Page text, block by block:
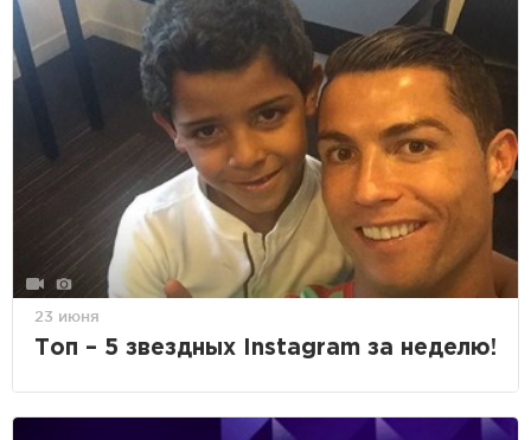
23 июня
Топ – 5 звездных Instagram за неделю!